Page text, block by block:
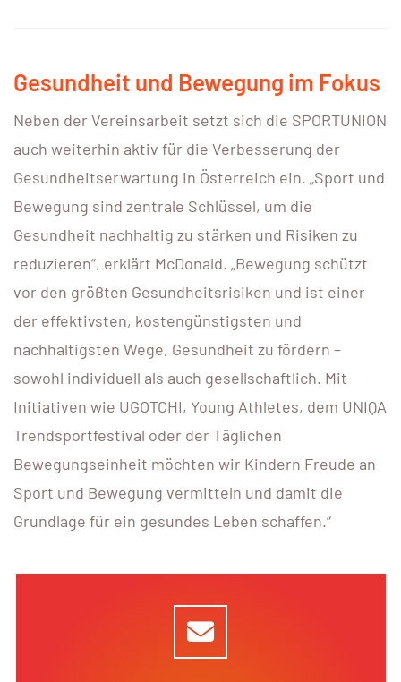
Gesundheit und Bewegung im Fokus
Neben der Vereinsarbeit setzt sich die SPORTUNION
auch weiterhin aktiv für die Verbesserung der
Gesundheitserwartung in Österreich ein. „Sport und
Bewegung sind zentrale Schlüssel, um die
Gesundheit nachhaltig zu stärken und Risiken zu
reduzieren“, erklärt McDonald. „Bewegung schützt
vor den größten Gesundheitsrisiken und ist einer
der effektivsten, kostengünstigsten und
nachhaltigsten Wege, Gesundheit zu fördern –
sowohl individuell als auch gesellschaftlich. Mit
Initiativen wie UGOTCHI, Young Athletes, dem UNIQA
Trendsportfestival oder der Täglichen
Bewegungseinheit möchten wir Kindern Freude an
Sport und Bewegung vermitteln und damit die
Grundlage für ein gesundes Leben schaffen.“